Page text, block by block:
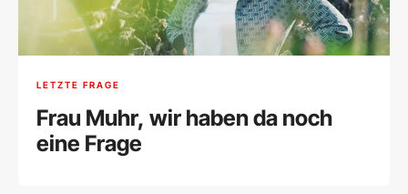
LETZTE FRAGE
Frau Muhr, wir haben da noch
eine Frage